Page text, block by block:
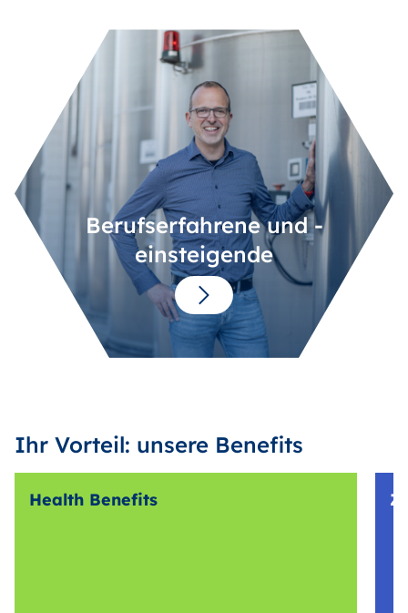
Berufserfahrene und -
einsteigende
Ihr Vorteil: unsere Benefits
Health Benefits